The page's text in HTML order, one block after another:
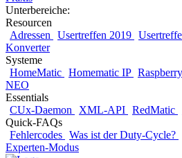
Unterbereiche:
Resourcen
Adressen
Usertreffen 2019
Konverter
Systeme
HomeMatic Homematic IP
NEO
Essentials
CUx-Daemon
XML-API RedMatic
Quick-FAQs
Fehlercodes Was ist der Duty-Cycle?
Experten-Modus